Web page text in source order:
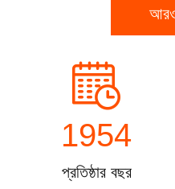
1954
প্রতিষ্ঠার বছর